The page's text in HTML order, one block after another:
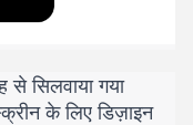
से सिलवाया गया
के लिए डिज़ाइन